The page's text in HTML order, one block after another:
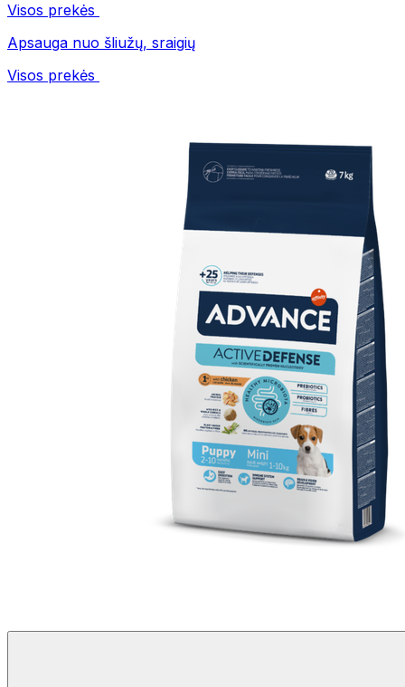
Visos prekės
Apsauga nuo šliužų, sraigių
Visos prekės